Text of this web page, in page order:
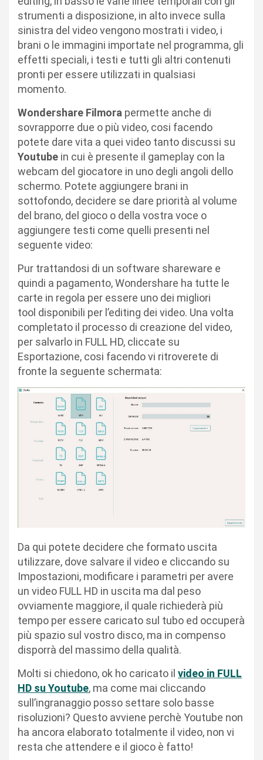
strumenti a disposizione, in alto invece sulla
sinistra del video vengono mostrati i video, i
brani o le immagini importate nel programma, gli
effetti speciali, i testi e tutti gli altri contenuti
pronti per essere utilizzati in qualsiasi
momento.
Wondershare Filmora permette anche di
sovrapporre due o più video, cosi facendo
potete dare vita a quei video tanto discussi su
Youtube in cui è presente il gameplay con la
webcam del giocatore in uno degli angoli dello
schermo. Potete aggiungere brani in
sottofondo, decidere se dare priorità al volume
del brano, del gioco o della vostra voce o
aggiungere testi come quelli presenti nel
seguente video:
Pur trattandosi di un software shareware e
quindi a pagamento, Wondershare ha tutte le
carte in regola per essere uno dei migliori
tool disponibili per l’editing dei video. Una volta
completato il processo di creazione del video,
per salvarlo in FULL HD, cliccate su
Esportazione, cosi facendo vi ritroverete di
fronte la seguente schermata:
Da qui potete decidere che formato uscita
utilizzare, dove salvare il video e cliccando su
Impostazioni, modificare i parametri per avere
un video FULL HD in uscita ma dal peso
ovviamente maggiore, il quale richiederà più
tempo per essere caricato sul tubo ed occuperà
più spazio sul vostro disco, ma in compenso
disporrà del massimo della qualità.
Molti si chiedono, ok ho caricato il video in FULL
HD su Youtube, ma come mai cliccando
sull’ingranaggio posso settare solo basse
risoluzioni? Questo avviene perchè Youtube non
ha ancora elaborato totalmente il video, non vi
resta che attendere e il gioco è fatto!